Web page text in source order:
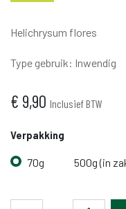
Helichrysum flores
Type gebruik: Inwendig
€ 9,90 Inclusief BTW
Verpakking
70g 500g (in